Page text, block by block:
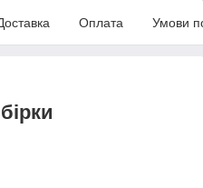
Оплата Умови